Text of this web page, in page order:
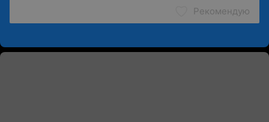
Рекомендую